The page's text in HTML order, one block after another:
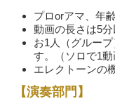
プロorアマ、年
動画の長さは5分
お1人（グルー
す。（ソロで1動
エレクトーンの
【演奏部門】